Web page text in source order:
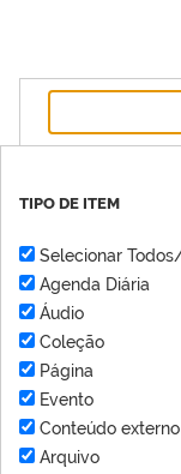
TIPO DE ITEM
Selecionar
Agenda Diária
Áudio
Coleção
Página
Evento
Conteúdo externo
Arquivo